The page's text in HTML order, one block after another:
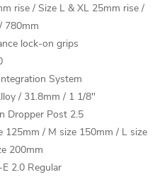
rise / Size L & XL 25mm rise /
780mm
lock-on grips
System
/ 31.8mm / 1 1/8"
Dropper Post 2.5
125mm / M size 150mm / L size
200mm
2.0 Regular